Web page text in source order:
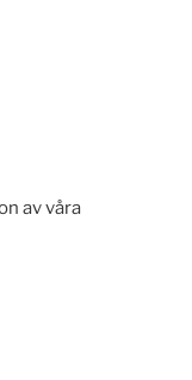
av våra